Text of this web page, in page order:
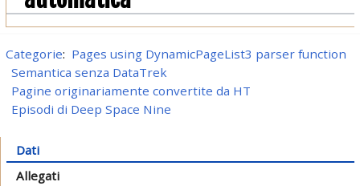
Categorie: Pages using DynamicPageList3 parser function
Semantica senza DataTrek
Pagine originariamente convertite da HT
Episodi di Deep Space Nine
Dati
Allegati